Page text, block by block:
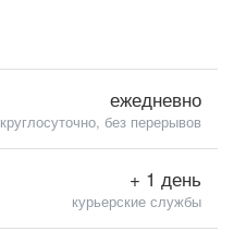
ежедневно
круглосуточно, без перерывов
+ 1 день
курьерские службы